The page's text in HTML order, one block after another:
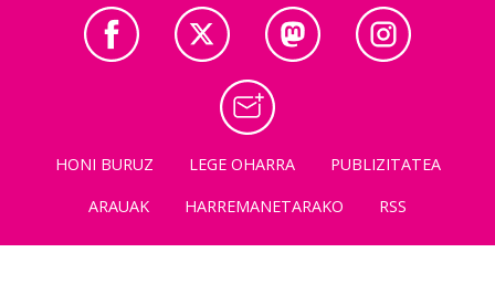
HONI BURUZ LEGE OHARRA
PUBLIZITATEA
ARAUAK
HARREMANETARAKO RSS